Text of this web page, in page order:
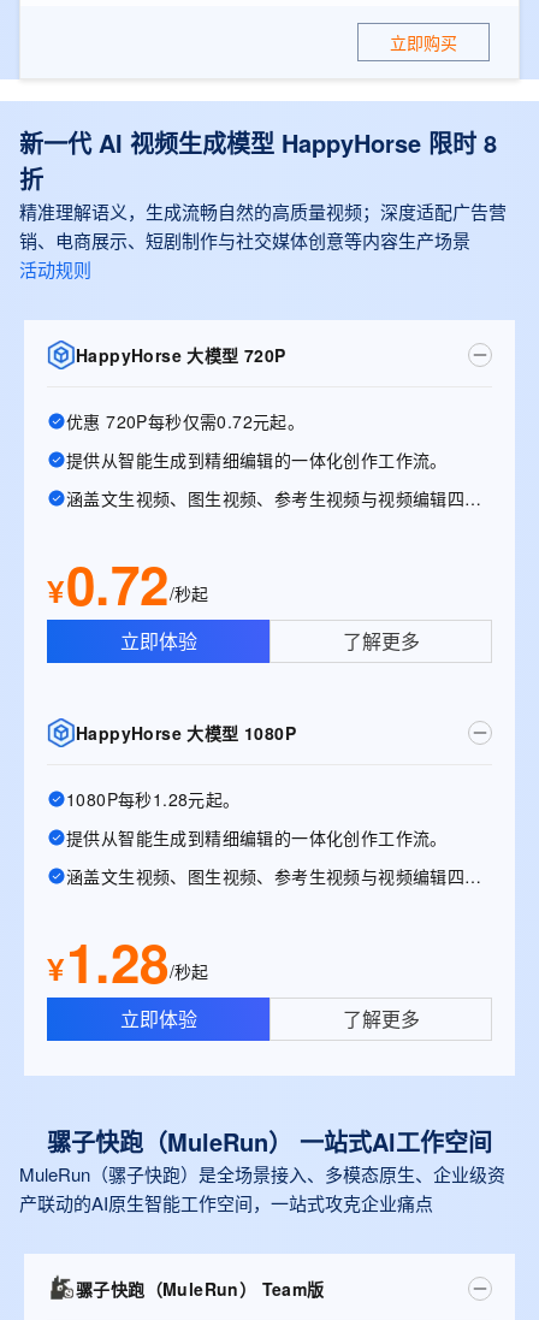
立即购买
新一代 AI 视频生成模型 HappyHorse 限时 8
折
精准理解语义，生成流畅自然的高质量视频；深度适配广告营
销、电商展示、短剧制作与社交媒体创意等内容生产场景
活动规则
HappyHorse 大模型 720P
优惠 720P每秒仅需0.72元起。
提供从智能生成到精细编辑的一体化创作工作流。
涵盖文生视频、图生视频、参考生视频与视频编辑四大能力
¥0.72/秒起
立即体验 了解更多
HappyHorse 大模型 1080P
1080P每秒1.28元起。
提供从智能生成到精细编辑的一体化创作工作流。
涵盖文生视频、图生视频、参考生视频与视频编辑四大能力。
¥1.28/秒起
立即体验 了解更多
骡子快跑（MuleRun） 一站式Al工作空间
MuleRun（骡子快跑）是全场景接入、多模态原生、企业级资
产联动的AI原生智能工作空间，一站式攻克企业痛点
骡子快跑（MuleRun） Team版